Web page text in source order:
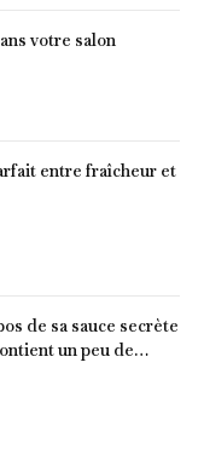
votre salon
entre fraîcheur et
de sa sauce secrète
un peu de
et des tomates